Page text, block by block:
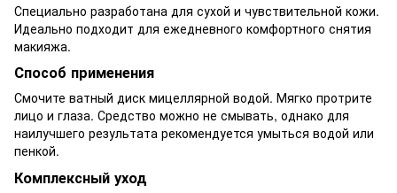
Специально разработана для сухой и чувствительной кожи.
Идеально подходит для ежедневного комфортного снятия
макияжа.
Способ применения
Смочите ватный диск мицеллярной водой. Мягко протрите
лицо и глаза. Средство можно не смывать, однако для
наилучшего результата рекомендуется умыться водой или
пенкой.
Комплексный уход